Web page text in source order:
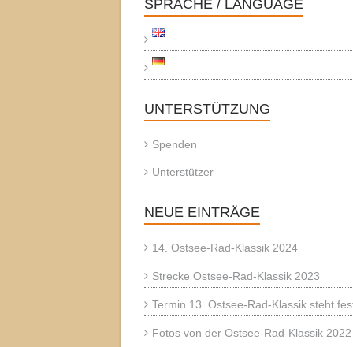
SPRACHE / LANGUAGE
UNTERSTÜTZUNG
Spenden
Unterstützer
NEUE EINTRÄGE
14. Ostsee-Rad-Klassik 2024
Strecke Ostsee-Rad-Klassik 2023
Termin 13. Ostsee-Rad-Klassik steht
Fotos von der Ostsee-Rad-Klassik